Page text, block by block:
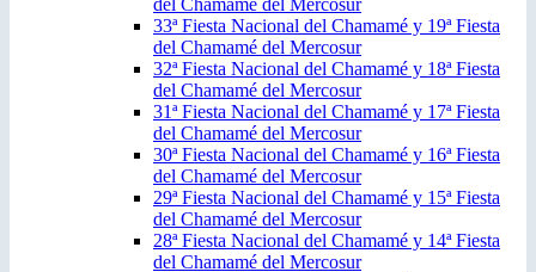
del Chamamé del Mercosur
33ª Fiesta Nacional del Chamamé y 19ª Fiesta
del Chamamé del Mercosur
32ª Fiesta Nacional del Chamamé y 18ª Fiesta
del Chamamé del Mercosur
31ª Fiesta Nacional del Chamamé y 17ª Fiesta
del Chamamé del Mercosur
30ª Fiesta Nacional del Chamamé y 16ª Fiesta
del Chamamé del Mercosur
29ª Fiesta Nacional del Chamamé y 15ª Fiesta
del Chamamé del Mercosur
28ª Fiesta Nacional del Chamamé y 14ª Fiesta
del Chamamé del Mercosur